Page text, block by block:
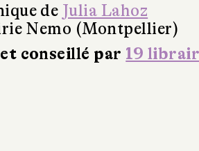
de Julia Lahoz
Nemo (Montpellier)
conseillé par 19